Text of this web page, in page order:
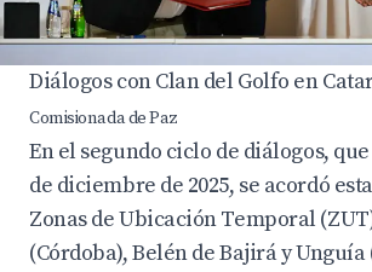
Diálogos con Clan del Golfo en
Comisionada de Paz
En el segundo ciclo de diálogos,
de diciembre de 2025, se acordó
Zonas de Ubicación Temporal
(Córdoba), Belén de Bajirá y Unguía